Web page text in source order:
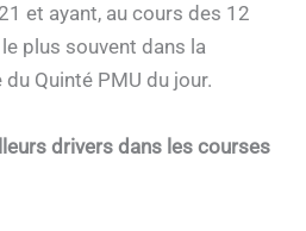
et ayant, au cours des 12
plus souvent dans la
Quinté PMU du jour.
drivers dans les courses